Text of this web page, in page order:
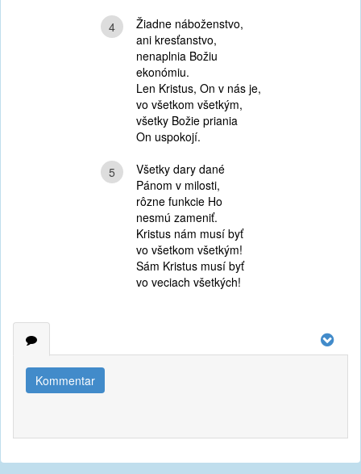
4
Žiadne náboženstvo,
ani kresťanstvo,
nenaplnia Božiu
ekonómiu.
Len Kristus, On v nás je,
vo všetkom všetkým,
všetky Božie priania
On uspokojí.
5
Všetky dary dané
Pánom v milosti,
rôzne funkcie Ho
nesmú zameniť.
Kristus nám musí byť
vo všetkom všetkým!
Sám Kristus musí byť
vo veciach všetkých!
Kommentar